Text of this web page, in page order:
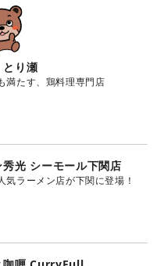
り瀬
満たす、鶏料理専門店
秀光 シーモール下関店
気ラーメン店が下関に登場！